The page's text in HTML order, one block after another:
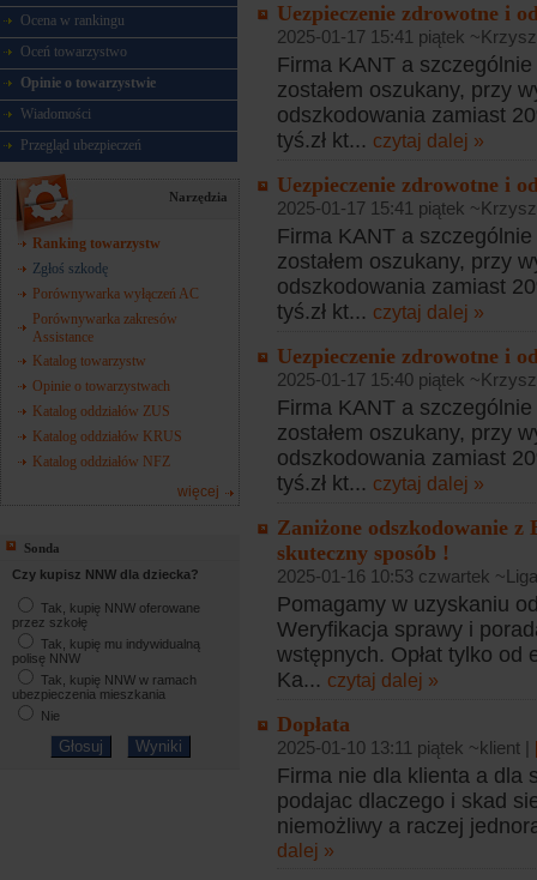
Ocena w rankingu
Oceń towarzystwo
Opinie o towarzystwie
Wiadomości
Przegląd ubezpieczeń
Narzędzia
Ranking towarzystw
Zgłoś szkodę
Porównywarka wyłączeń AC
Porównywarka zakresów
Assistance
Katalog towarzystw
Opinie o towarzystwach
Katalog oddziałów ZUS
Katalog oddziałów KRUS
Katalog oddziałów NFZ
więcej
Sonda
Czy kupisz NNW dla dziecka?
Tak, kupię NNW oferowane
przez szkołę
Tak, kupię mu indywidualną
polisę NNW
Tak, kupię NNW w ramach
ubezpieczenia mieszkania
Nie
Uezpieczenie zdrowotne i
2025-01-17 15:41 piątek
Firma KANT a
zostałem oszukany, przy
odszkodowania zamiast
tyś.zł kt... czytaj dalej »
Uezpieczenie zdrowotne i
2025-01-17 15:41 piątek
Firma KANT a
zostałem oszukany, przy
odszkodowania zamiast
tyś.zł kt... czytaj dalej »
Uezpieczenie zdrowotne i
2025-01-17 15:40 piątek
Firma KANT a
zostałem oszukany, przy
odszkodowania zamiast
tyś.zł kt... czytaj dalej »
Zaniżone odszkodowanie z
skuteczny sposób !
2025-01-16 10:53 czwartek
Pomagamy w uzyskaniu
Weryfikacja sprawy i
wstępnych. Opłat tylko od
Ka... czytaj dalej »
Dopłata
2025-01-10 13:11 piątek ~klient |
Firma nie dla klienta a dla
podajac dlaczego i skad
niemożliwy a raczej
dalej »